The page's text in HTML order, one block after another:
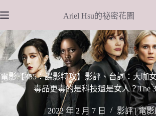
至
主
要
內
Ariel Hsu的祕密花園
電影【355：諜影特攻】影評、台詞：大咖
毒品更毒的是科技還是女人？The
2022 年 2 月 7 日 影評 | 電